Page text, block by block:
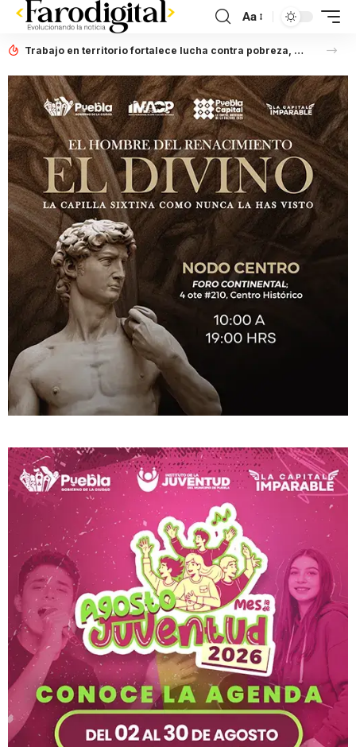
Aa
Trabajo en territorio fortalece lucha contra pobreza, afirma Laura Artemisa